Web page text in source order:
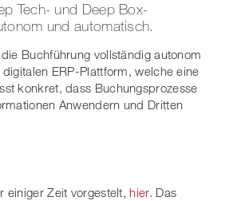
Tech- und Deep Box-
und automatisch.
Buchführung vollständig autonom
ERP-Plattform, welche eine
konkret, dass Buchungsprozesse
Anwendern und Dritten
einiger Zeit vorgestelt,hier. Das